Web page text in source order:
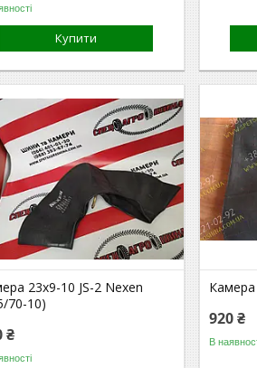
Купити
23x9-10 JS-2 Nexen
70-10)
₴
Камера
920 ₴
В